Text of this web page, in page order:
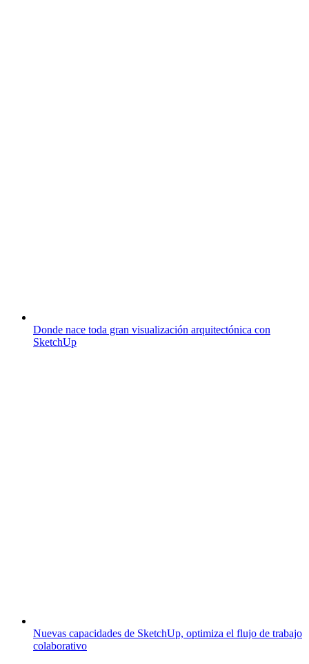
Donde nace toda gran visualización arquitectónica con
SketchUp
Nuevas capacidades de SketchUp, optimiza el flujo de trabajo
colaborativo